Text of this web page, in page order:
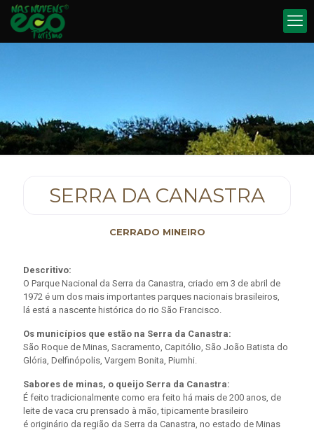
SERRA DA CANASTRA
CERRADO MINEIRO
Descritivo:
O Parque Nacional da Serra da Canastra, criado em 3 de abril de
1972 é um dos mais importantes parques nacionais brasileiros,
lá está a nascente histórica do rio São Francisco.
Os municípios que estão na Serra da Canastra:
São Roque de Minas, Sacramento, Capitólio, São João Batista do
Glória, Delfinópolis, Vargem Bonita, Piumhi.
Sabores de minas, o queijo Serra da Canastra:
É feito tradicionalmente como era feito há mais de 200 anos, de
leite de vaca cru prensado à mão, tipicamente brasileiro
é originário da região da Serra da Canastra, no estado de Minas